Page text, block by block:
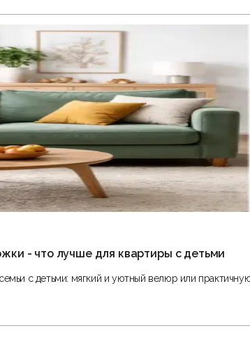
- что лучше для квартиры с детьми
с детьми: мягкий и уютный велюр или